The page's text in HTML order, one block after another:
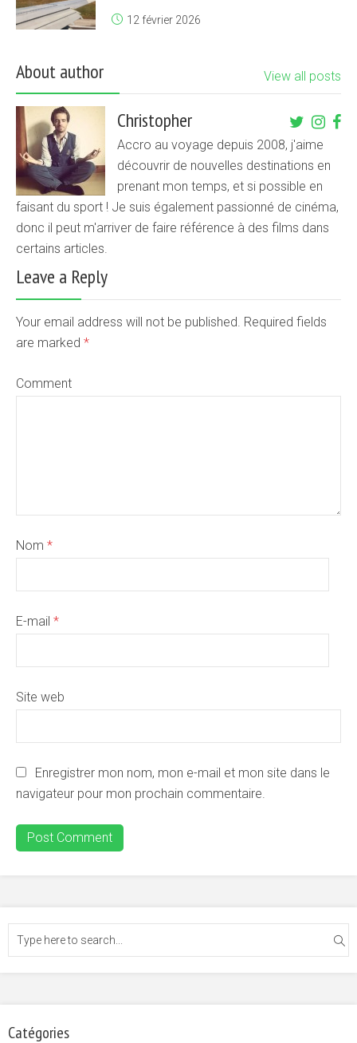
12 février 2026
About author View all posts
Christopher
Accro au voyage depuis 2008, j'aime
découvrir de nouvelles destinations en
prenant mon temps, et si possible en
faisant du sport ! Je suis également passionné de cinéma,
donc il peut m'arriver de faire référence à des films dans
certains articles.
Leave a Reply
Your email address will not be published. Required fields
are marked *
Comment
Nom *
E-mail *
Site web
Enregistrer mon nom, mon e-mail et mon site dans le
navigateur pour mon prochain commentaire.
Catégories